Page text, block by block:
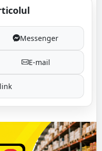
Messenger
E-mail